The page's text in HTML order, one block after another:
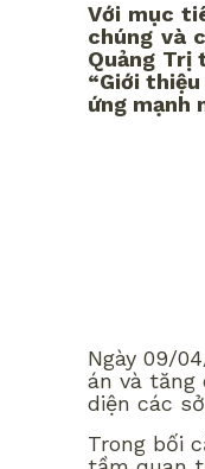
Với mục
chúng và
Quảng Trị
“Giới
ứng mạnh
Ngày 09/
án và tăng
diện các
Trong bối